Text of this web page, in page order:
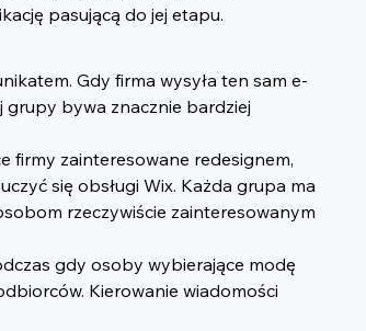
pasującą do jej etapu.
Gdy firma wysyła ten sam e-
grupy bywa znacznie bardziej
firmy zainteresowane redesignem,
się obsługi Wix. Każda grupa ma
rzeczywiście zainteresowanym
gdy osoby wybierające modę
Kierowanie wiadomości